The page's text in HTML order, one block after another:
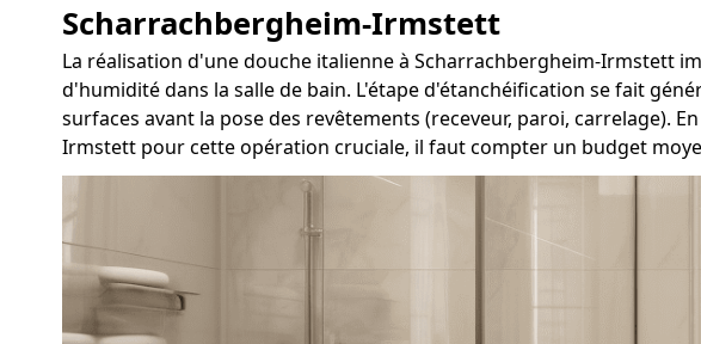
Scharrachbergheim-Irmstett
La réalisation d'une douche italienne à Scharrachbergheim-Irmstett
d'humidité dans la salle de bain. L'étape d'étanchéification se fait
surfaces avant la pose des revêtements (receveur, paroi, carrelage).
Irmstett pour cette opération cruciale, il faut compter un budget